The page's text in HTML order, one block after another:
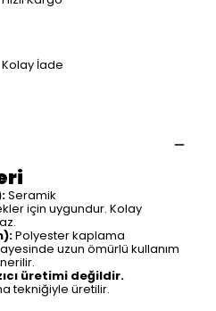
Kolay İade
Seramik
için uygundur. Kolay
Polyester kaplama
uzun ömürlü kullanım
üretimi değildir.
tekniğiyle üretilir.